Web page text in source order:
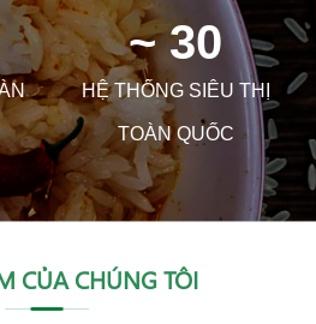
~ 30
HỆ THỐNG SIÊU THỊ
TOÀN QUỐC
CỦA CHÚNG TÔI